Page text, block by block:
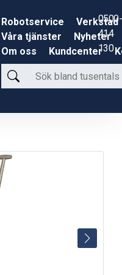
Robotservice
Verkstad
Våra tjänster
Nyheter
Om oss
Kundcenter
Sök
bland
produkter
0500-
414
130